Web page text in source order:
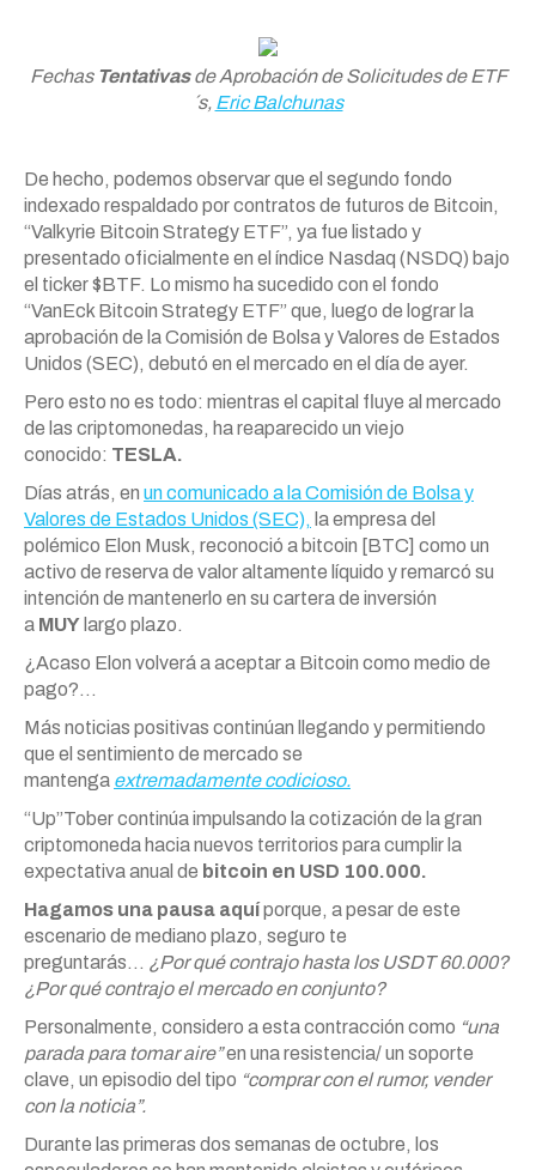
Fechas Tentativasde Aprobación de Solicitudes de ETF
´s, Eric Balchunas
De hecho, podemos observar que el segundo fondo
indexado respaldado por contratos de futuros de Bitcoin,
“Valkyrie Bitcoin Strategy ETF”, ya fue listado y
presentado oficialmente en el índice Nasdaq (NSDQ) bajo
el ticker $BTF. Lo mismo ha sucedido con el fondo
“VanEck Bitcoin Strategy ETF” que, luego de lograr la
aprobación de la Comisión de Bolsa y Valores de Estados
Unidos (SEC), debutó en el mercado en el día de ayer.
Pero esto no es todo: mientras el capital fluye al mercado
de las criptomonedas, ha reaparecido un viejo
conocido: TESLA.
Días atrás, en un comunicado a la Comisión de Bolsa y
Valores de Estados Unidos (SEC), la empresa del
polémico Elon Musk, reconoció a bitcoin [BTC] como un
activo de reserva de valor altamente líquido y remarcó su
intención de mantenerlo en su cartera de inversión
a MUY largo plazo.
¿Acaso Elon volverá a aceptar a Bitcoin como medio de
pago?…
Más noticias positivas continúan llegando y permitiendo
que el sentimiento de mercado se
mantenga extremadamente codicioso.
“Up”Tober continúa impulsando la cotización de la gran
criptomoneda hacia nuevos territorios para cumplir la
expectativa anual de bitcoin en USD 100.000.
Hagamos una pausa aquíporque, a pesar de este
escenario de mediano plazo, seguro te
preguntarás… ¿Por qué contrajo hasta los USDT 60.000?
¿Por qué contrajo el mercado en conjunto?
Personalmente, considero a esta contracción como “una
parada para tomar aire”en una resistencia/ un soporte
clave, un episodio del tipo “comprar con el rumor, vender
con la noticia”.
Durante las primeras dos semanas de octubre, los